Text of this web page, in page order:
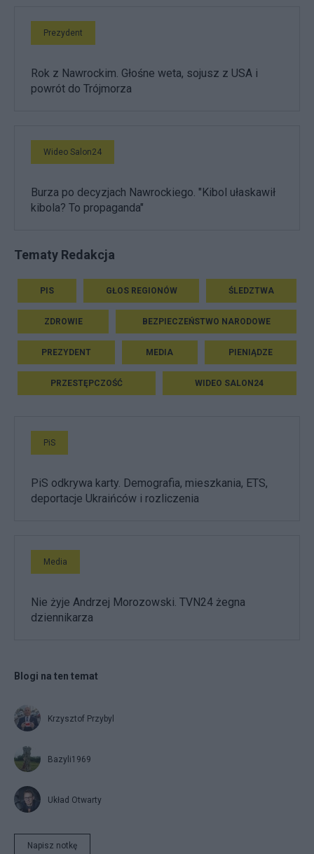
Prezydent
Rok z Nawrockim. Głośne weta, sojusz z USA i
powrót do Trójmorza
Wideo Salon24
Burza po decyzjach Nawrockiego. "Kibol ułaskawił
kibola? To propaganda"
Tematy Redakcja
PIS GŁOS REGIONÓW ŚLEDZTWA
ZDROWIE BEZPIECZEŃSTWO NARODOWE
PREZYDENT MEDIA PIENIĄDZE
PRZESTĘPCZOŚĆ WIDEO SALON24
PiS
PiS odkrywa karty. Demografia, mieszkania, ETS,
deportacje Ukraińców i rozliczenia
Media
Nie żyje Andrzej Morozowski. TVN24 żegna
dziennikarza
Blogi na ten temat
Krzysztof Przybyl
Bazyli1969
Układ Otwarty
Napisz notkę